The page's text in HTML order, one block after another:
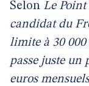
Selon Le Point
candidat du
limite à 30
passe juste un
euros